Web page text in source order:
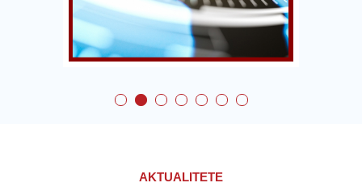
Këshilli për avancimin e
arsimit të lartë
AKTUALITETE